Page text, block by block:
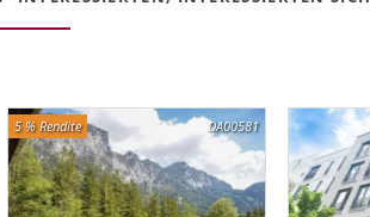
DA00581
5 % Rendite